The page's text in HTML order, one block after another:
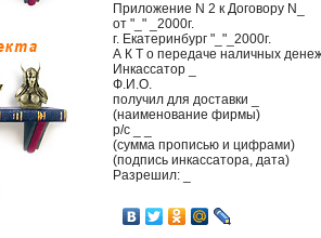
Приложение N 2 к Договору N_
от "_" _2000г.
г. Екатеринбург "_"_2000г.
А К Т о передаче наличных
Инкассатор _
Ф.И.О.
получил для доставки _
(наименование фирмы)
р/с _ _
(сумма прописью и цифрами)
(подпись инкассатора, дата)
Разрешил: _